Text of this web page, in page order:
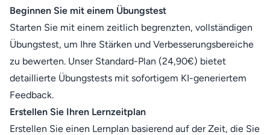
Beginnen Sie mit einem Übungstest
Starten Sie mit einem zeitlich begrenzten, vollständigen
Übungstest, um Ihre Stärken und Verbesserungsbereiche
zu bewerten. Unser Standard-Plan (24,90€) bietet
detaillierte Übungstests mit sofortigem KI-generiertem
Feedback.
Erstellen Sie Ihren Lernzeitplan
Erstellen Sie einen Lernplan basierend auf der Zeit, die Sie